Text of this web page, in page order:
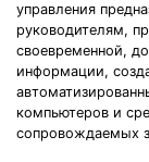
управления
руководителям,
своевременной,
информации,
компьютеров и
сопровождаемых